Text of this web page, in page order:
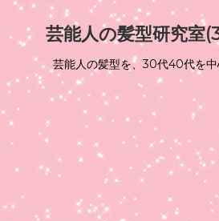
芸能人の髪型研究室
芸能人の髪型を、30代40代を中